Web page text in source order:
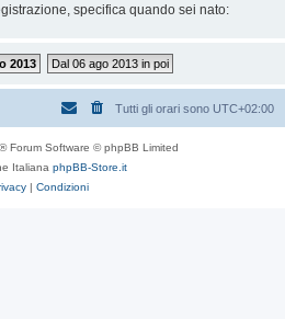
specifica quando sei nato:
2013 Dal 06 ago 2013 in poi
Tutti gli orari sono UTC+02:00
® Forum Software © phpBB Limited
Italiana phpBB-Store.it
| Condizioni